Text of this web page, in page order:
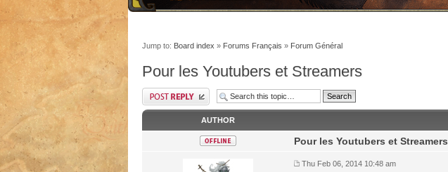
Jump to: Board index » Forums Français » Forum Général
Pour les Youtubers et Streamers
AUTHOR
Pour les Youtubers et Streamers
Thu Feb 06, 2014 10:48 am